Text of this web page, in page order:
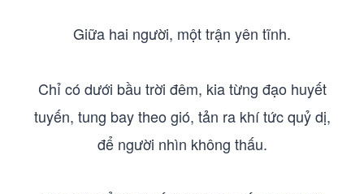
Giữa hai người, một trận yên tĩnh.
Chỉ có dưới bầu trời đêm, kia từng đạo huyết
tuyến, tung bay theo gió, tản ra khí tức quỷ dị,
để người nhìn không thấu.